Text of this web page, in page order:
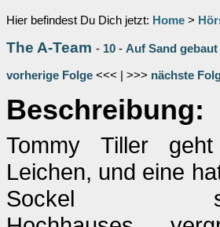
Hier befindest Du Dich jetzt: Home >
The A-Team - 10 - Auf Sand gebaut
vorherige Folge <<< | >>> nächste
Beschreibung:
Tommy Tiller
Leichen, und eine
Sockel